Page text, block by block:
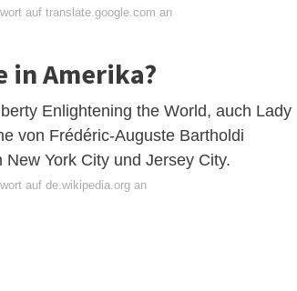
auf translate.google.com an
in Amerika?
Enlightening the World, auch Lady
von Frédéric-Auguste Bartholdi
York City und Jersey City.
auf de.wikipedia.org an